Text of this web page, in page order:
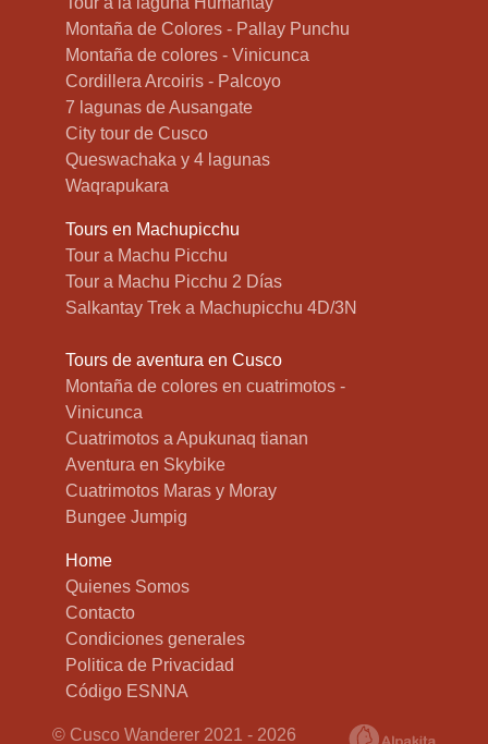
Montaña de Colores - Pallay Punchu
Montaña de colores - Vinicunca
Cordillera Arcoiris - Palcoyo
7 lagunas de Ausangate
City tour de Cusco
Queswachaka y 4 lagunas
Waqrapukara
Tours en Machupicchu
Tour a Machu Picchu
Tour a Machu Picchu 2 Días
Salkantay Trek a Machupicchu 4D/3N
Tours de aventura en Cusco
Montaña de colores en cuatrimotos -
Vinicunca
Cuatrimotos a Apukunaq tianan
Aventura en Skybike
Cuatrimotos Maras y Moray
Bungee Jumpig
Home
Quienes Somos
Contacto
Condiciones generales
Politica de Privacidad
Código ESNNA
© Cusco Wanderer 2021 - 2026